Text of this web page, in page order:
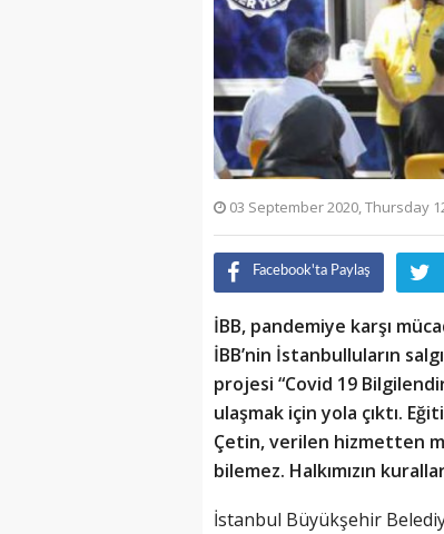
03 September 2020, Thursday
Facebook'ta Paylaş
İBB, pandemiye karşı
İBB’nin İstanbulluların
projesi “Covid 19
ulaşmak için yola çıktı.
Çetin, verilen hizmetten
bilemez. Halkımızın
İstanbul Büyükşehir